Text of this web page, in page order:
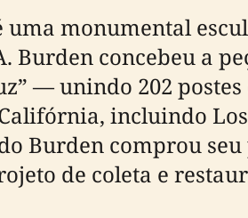
monumental
Burden concebeu a
— unindo 202
incluindo
Burden comprou
de coleta e